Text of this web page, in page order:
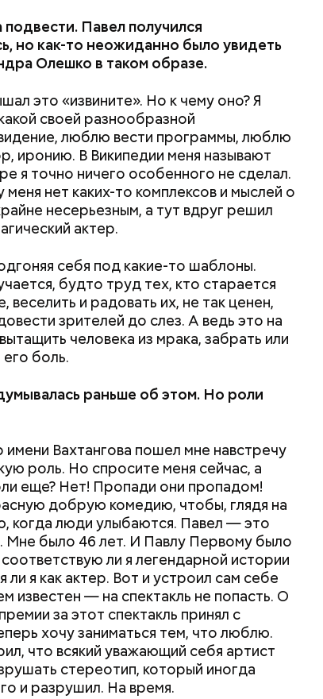
Павел получился
но как-то неожиданно было увидеть
Олешко в таком образе.
это «извините». Но к чему оно? Я
своей разнообразной
люблю вести программы, люблю
иронию. В Википедии меня называют
я точно ничего особенного не сделал.
нет каких-то комплексов и мыслей о
несерьезным, а тут вдруг решил
актер.
себя под какие-то шаблоны.
будто труд тех, кто старается
и радовать их, не так ценен,
зрителей до слез. А ведь это на
человека из мрака, забрать или
боль.
раньше об этом. Но роли
Вахтангова пошел мне навстречу
роль. Но спросите меня сейчас, а
еще? Нет! Пропади они пропадом!
добрую комедию, чтобы, глядя на
когда люди улыбаются. Павел — это
Мне было 46 лет. И Павлу Первому было
ли я легендарной истории
ли я как актер. Вот и устроил сам себе
известен — на спектакль не попасть. О
за этот спектакль принял с
хочу заниматься тем, что люблю.
что всякий уважающий себя артист
стереотип, который иногда
и разрушил. На время.
рублей от государства при
трудной ситуации: кто может
претендовать и какие нужны
документы